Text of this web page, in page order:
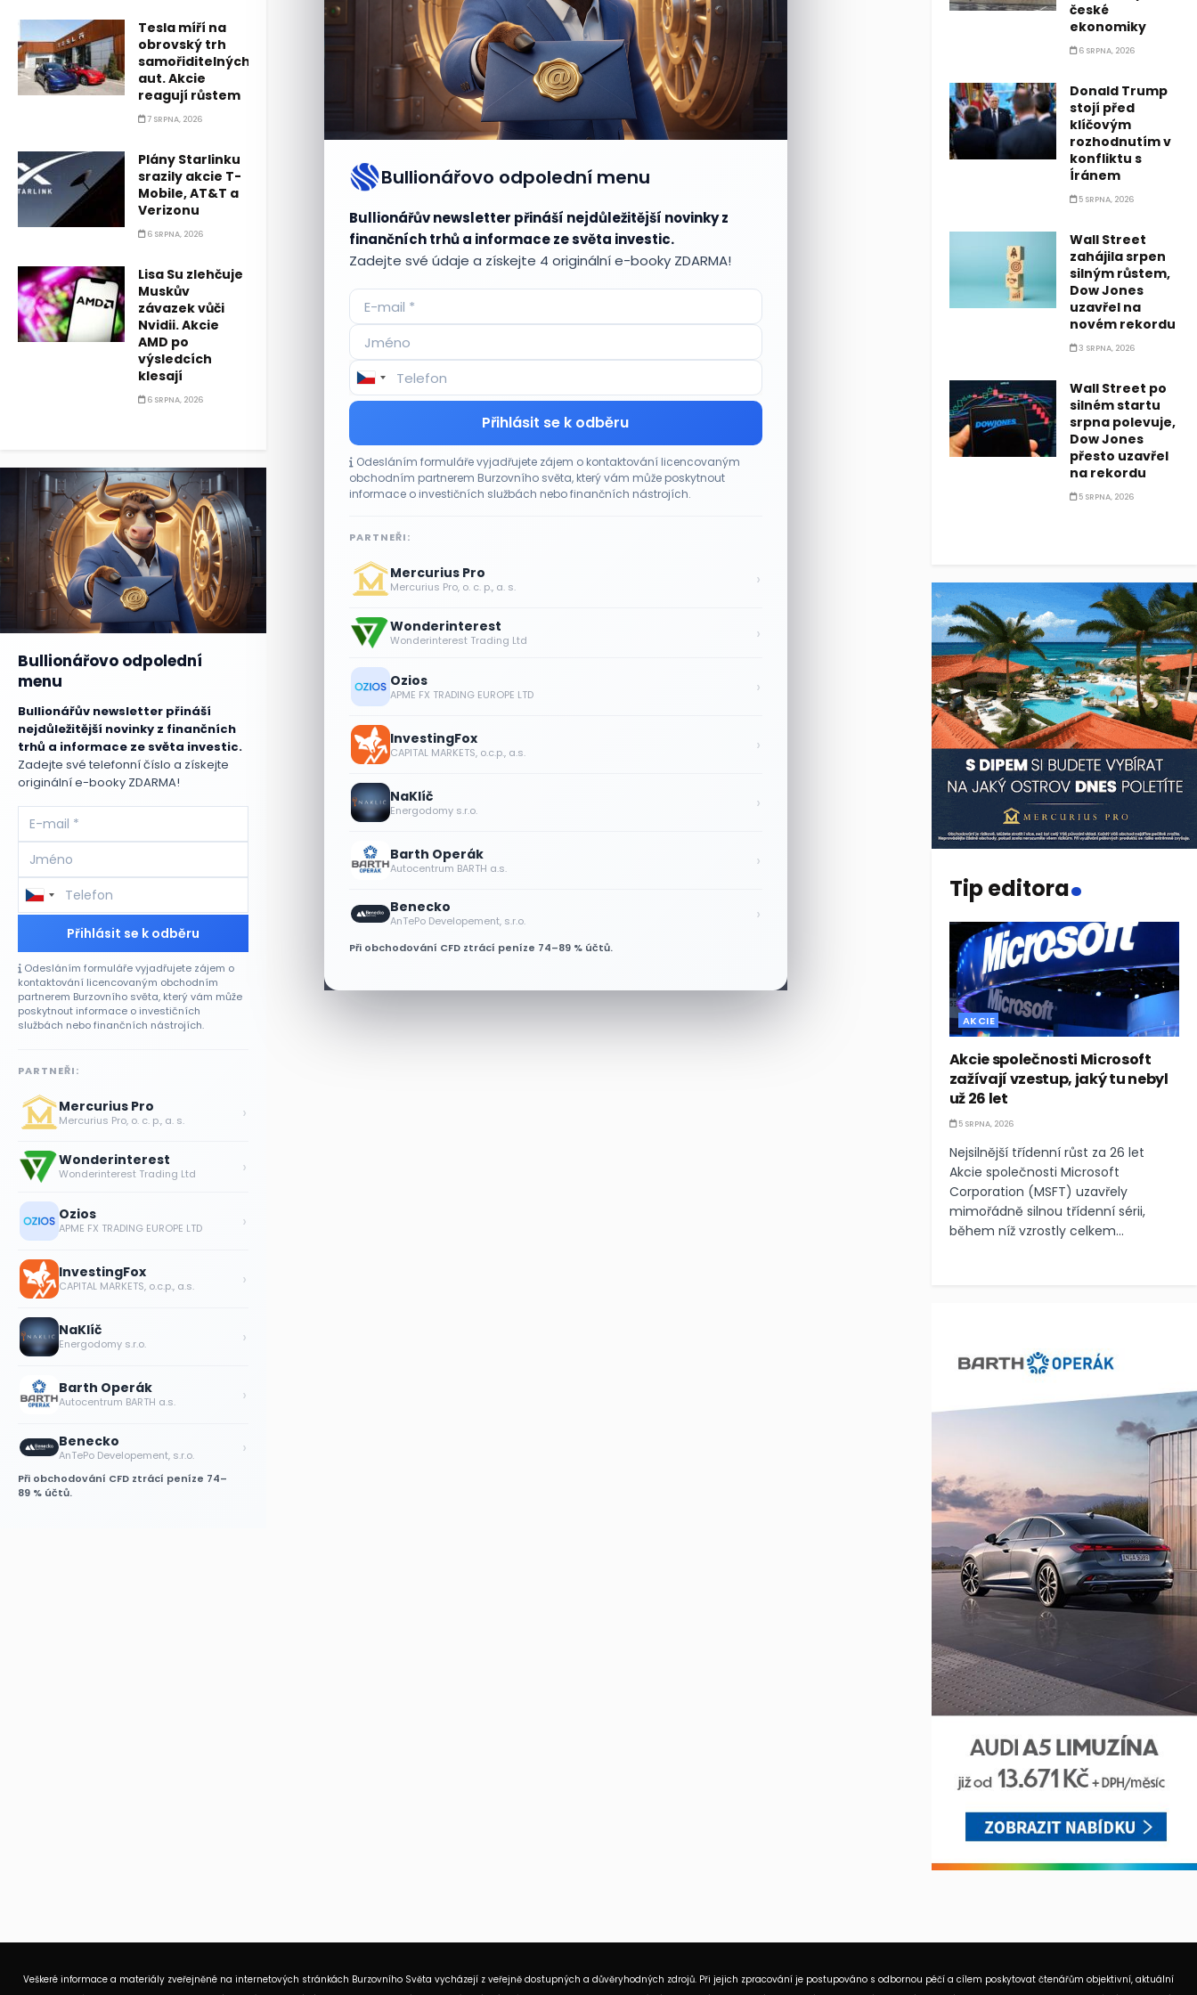
Bullionářovo odpolední menu
Bullionářův newsletter přináší nejdůležitější novinky z
finančních trhů a informace ze světa investic.
Zadejte své údaje a získejte 4 originální e-booky ZDARMA!
Přihlásit se k odběru
Odesláním formuláře vyjadřujete zájem o kontaktování licencovaným
obchodním partnerem Burzovního světa, který vám může poskytnout
informace o investičních službách nebo finančních nástrojích.
PARTNEŘI:
Mercurius Pro
Mercurius Pro, o. c. p., a. s. ›
Wonderinterest
Wonderinterest Trading Ltd ›
Ozios
APME FX TRADING EUROPE LTD ›
InvestingFox
CAPITAL MARKETS, o.c.p., a.s. ›
NaKlíč
Energodomy s.r.o. ›
Barth Operák
Autocentrum BARTH a.s. ›
Benecko
AnTePo Developement, s.r.o. ›
Při obchodování CFD ztrácí peníze 74–89 % účtů.
Tesla míří na
obrovský trh
samořiditelných
aut. Akcie
reagují růstem
7 SRPNA, 2026
Plány Starlinku
srazily akcie T-
Mobile, AT&T a
Verizonu
6 SRPNA, 2026
Lisa Su zlehčuje
Muskův
závazek vůči
Nvidii. Akcie
AMD po
výsledcích
klesají
6 SRPNA, 2026
Bullionářovo odpolední
menu
Bullionářův newsletter přináší
nejdůležitější novinky z finančních
trhů a informace ze světa investic.
Zadejte své telefonní číslo a získejte
originální e-booky ZDARMA!
Přihlásit se k odběru
Odesláním formuláře vyjadřujete zájem o
kontaktování licencovaným obchodním
partnerem Burzovního světa, který vám může
poskytnout informace o investičních
službách nebo finančních nástrojích.
PARTNEŘI:
Mercurius Pro
Mercurius Pro, o. c. p., a. s. ›
Wonderinterest
Wonderinterest Trading Ltd ›
Ozios
APME FX TRADING EUROPE LTD ›
InvestingFox
CAPITAL MARKETS, o.c.p., a.s. ›
NaKlíč
Energodomy s.r.o. ›
Barth Operák
Autocentrum BARTH a.s. ›
Benecko
AnTePo Developement, s.r.o. ›
Při obchodování CFD ztrácí peníze 74–
89 % účtů.
české
ekonomiky
6 SRPNA, 2026
Donald Trump
stojí před
klíčovým
rozhodnutím v
konfliktu s
Íránem
5 SRPNA, 2026
Wall Street
zahájila srpen
silným růstem,
Dow Jones
uzavřel na
novém rekordu
3 SRPNA, 2026
Wall Street po
silném startu
srpna polevuje,
Dow Jones
přesto uzavřel
na rekordu
5 SRPNA, 2026
Tip editora.
AKCIE
Akcie společnosti Microsoft
zažívají vzestup, jaký tu nebyl
už 26 let
5 SRPNA, 2026
Nejsilnější třídenní růst za 26 let
Akcie společnosti Microsoft
Corporation (MSFT) uzavřely
mimořádně silnou třídenní sérii,
během níž vzrostly celkem...
Veškeré informace a materiály zveřejněné na internetových stránkách Burzovního Světa vycházejí z veřejně dostupných a důvěryhodných zdrojů. Při jejich zpracování je postupováno s odbornou péčí a cílem poskytovat čtenářům objektivní, aktuální